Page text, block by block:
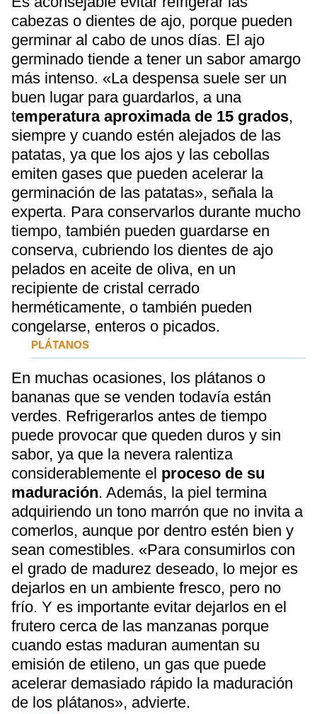
cabezas o dientes de ajo, porque pueden
germinar al cabo de unos días. El ajo
germinado tiende a tener un sabor amargo
más intenso. «La despensa suele ser un
buen lugar para guardarlos, a una
temperatura aproximada de 15 grados,
siempre y cuando estén alejados de las
patatas, ya que los ajos y las cebollas
emiten gases que pueden acelerar la
germinación de las patatas», señala la
experta. Para conservarlos durante mucho
tiempo, también pueden guardarse en
conserva, cubriendo los dientes de ajo
pelados en aceite de oliva, en un
recipiente de cristal cerrado
herméticamente, o también pueden
congelarse, enteros o picados.
PLÁTANOS
En muchas ocasiones, los plátanos o
bananas que se venden todavía están
verdes. Refrigerarlos antes de tiempo
puede provocar que queden duros y sin
sabor, ya que la nevera ralentiza
considerablemente el proceso de su
maduración. Además, la piel termina
adquiriendo un tono marrón que no invita a
comerlos, aunque por dentro estén bien y
sean comestibles. «Para consumirlos con
el grado de madurez deseado, lo mejor es
dejarlos en un ambiente fresco, pero no
frío. Y es importante evitar dejarlos en el
frutero cerca de las manzanas porque
cuando estas maduran aumentan su
emisión de etileno, un gas que puede
acelerar demasiado rápido la maduración
de los plátanos», advierte.